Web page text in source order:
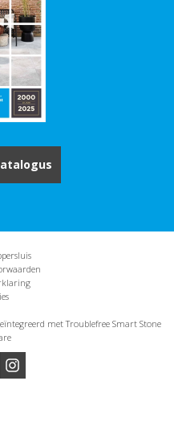
met Troublefree Smart Stone